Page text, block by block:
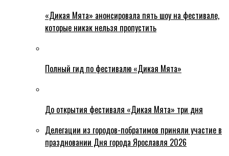
«Дикая Мята» анонсировала пять шоу на фестивале,
которые никак нельзя пропустить
Полный гид по фестивалю «Дикая Мята»
До открытия фестиваля «Дикая Мята» три дня
Делегации из городов-побратимов приняли участие в
праздновании Дня города Ярославля 2026